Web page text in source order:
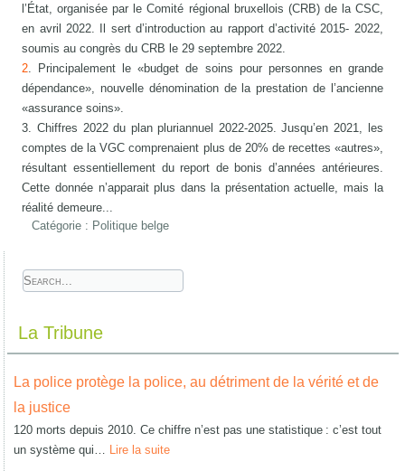
l’État, organisée par le Comité régional bruxellois (CRB) de la CSC,
en avril 2022. Il sert d’introduction au rapport d’activité 2015- 2022,
soumis au congrès du CRB le 29 septembre 2022.
2. Principalement le «budget de soins pour personnes en grande
dépendance», nouvelle dénomination de la prestation de l’ancienne
«assurance soins».
3. Chiffres 2022 du plan pluriannuel 2022-2025. Jusqu’en 2021, les
comptes de la VGC comprenaient plus de 20% de recettes «autres»,
résultant essentiellement du report de bonis d’années antérieures.
Cette donnée n’apparait plus dans la présentation actuelle, mais la
réalité demeure...
Catégorie : Politique belge
La Tribune
La police protège la police, au détriment de la vérité et de
la justice
120 morts depuis 2010. Ce chiffre n’est pas une statistique : c’est tout
un système qui… Lire la suite